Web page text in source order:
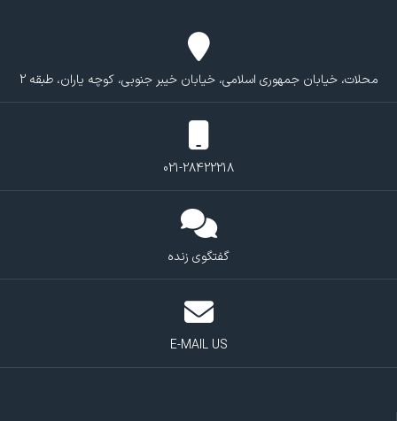
محلات، خیابان جمهوری اسلامی، خیابان خیبر جنوبی، کوچه یاران، طبقه 2
021-28422218
گفتگوی زنده
E-MAIL US